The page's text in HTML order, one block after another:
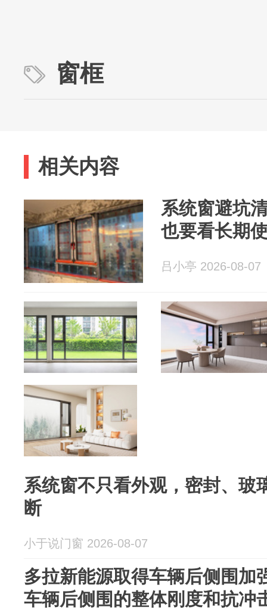
窗框
相关内容
系统窗避坑
也要看长期
吕小亭 2026-08-07
系统窗不只看外观，密封、玻
断
小于说门窗 2026-08-07
多拉新能源取得车辆后侧围加
车辆后侧围的整体刚度和抗冲